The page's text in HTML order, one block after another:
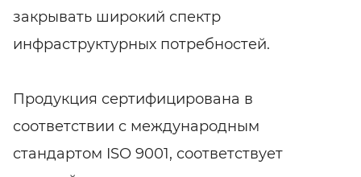
закрывать широкий спектр
инфраструктурных потребностей.
Продукция сертифицирована в
соответствии с международным
стандартом ISO 9001, соответствует